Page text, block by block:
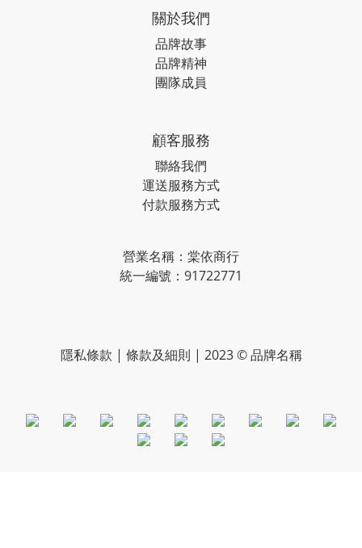
關於我們
品牌故事
品牌精神
團隊成員
顧客服務
聯絡我們
運送服務方式
付款服務方式
營業名稱：棠依商行
統一編號：91722771
隱私條款 | 條款及細則 | 2023 © 品牌名稱